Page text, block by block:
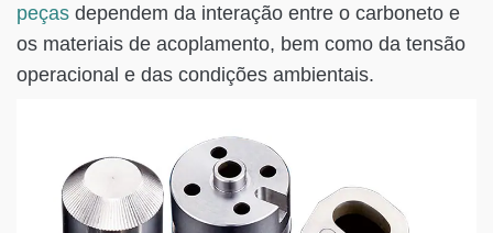
peças dependem da interação entre o carboneto e
os materiais de acoplamento, bem como da tensão
operacional e das condições ambientais.